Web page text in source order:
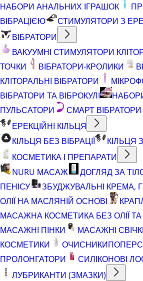
НАБОРИ АНАЛЬНИХ ІГРАШОК
ВІБРАЦІЄЮ
СТИМУЛЯТОРИ З
ВІБРАТОРИ
ВАКУУМНІ СТИМУЛЯТОРИ
ТОЧКИ
ВІБРАТОРИ-КРОЛИКИ
КЛІТОРАЛЬНІ ВІБРАТОРИ
ВІБРАТОРИ ТА ВІБРОКУЛІ
ПУЛЬСАТОРИ
СМАРТ ВІБРАТОРИ
ЕРЕКЦІЙНІ КІЛЬЦЯ
КІЛЬЦЯ БЕЗ ВІБРАЦІЇ
КІЛЬЦЯ
КОСМЕТИКА І ПРЕПАРАТИ
NURU МАСАЖ
ДОГЛЯД ЗА
ПЕНІСУ
ЗБУДЖУВАЛЬНІ КРЕМА,
ОЛІЇ НА МАСЛЯНІЙ ОСНОВІ
МАСАЖНА КОСМЕТИКА БЕЗ ОЛІЇ
МАСАЖНІ ПІНКИ
МАСАЖНІ
КОСМЕТИКИ
ОЧИСНИКИ
ПРОЛОНГАТОРИ
СИЛІКОНОВІ
ЛУБРИКАНТИ (ЗМАЗКИ)